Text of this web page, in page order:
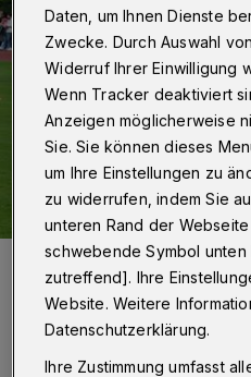
Der WSV lässt den Ball wieder
Foto: Dirk Freunf/Dirk Freund
Daten, um Ihnen Dienste
Zwecke. Durch Auswahl
Widerruf Ihrer Einwilligung
Wenn Tracker deaktiviert
Anzeigen möglicherweise
Sie. Sie können dieses
um Ihre Einstellungen zu
zu widerrufen, indem Sie
unteren Rand der
schwebende Symbol
zutreffend]. Ihre
Website. Weitere
Datenschutzerklärung.
Ihre Zustimmung umfasst